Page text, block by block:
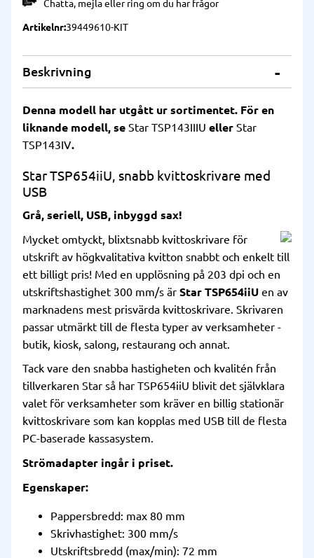
Chatta, mejlaellerring om du har frågor
Artikelnr 39449610-KIT
Beskrivning
Denna modell har utgått ur sortimentet. För en
liknande modell, se Star TSP143IIIU eller Star
TSP143IV.
Star TSP654iiU, snabb kvittoskrivare med
USB
Grå, seriell, USB, inbyggd sax!
Mycket omtyckt, blixtsnabb kvittoskrivare för
utskrift av högkvalitativa kvitton snabbt och enkelt till
ett billigt pris! Med en upplösning på 203 dpi och en
utskriftshastighet 300 mm/s är Star TSP654iiU en av
marknadens mest prisvärda kvittoskrivare. Skrivaren
passar utmärkt till de flesta typer av verksamheter -
butik, kiosk, salong, restaurang och annat.
Tack vare den snabba hastigheten och kvalitén från
tillverkaren Star så har TSP654iiU blivit det självklara
valet för verksamheter som kräver en billig stationär
kvittoskrivare som kan kopplas med USB till de flesta
PC-baserade kassasystem.
Strömadapter ingår i priset.
Egenskaper:
Pappersbredd: max 80 mm
Skrivhastighet: 300 mm/s
Utskriftsbredd (max/min): 72 mm